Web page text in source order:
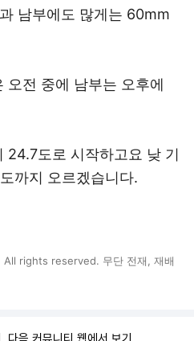
남부에도 많게는 60mm
오전 중에 남부는 오후에
24.7도로 시작하고요 낮 기
까지 오르겠습니다.
rights reserved. 무단 전재, 재배